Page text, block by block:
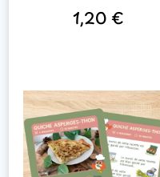
1,20 €